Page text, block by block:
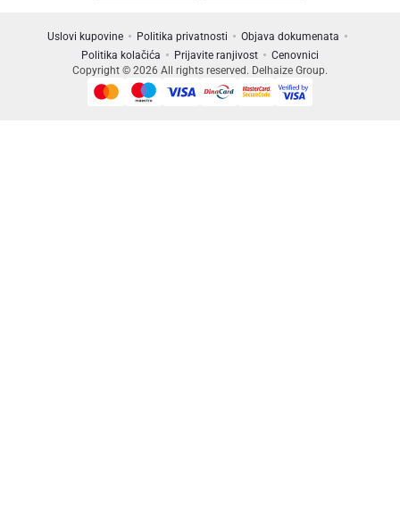
Uslovi kupovine Politika privatnosti
Objava dokumenata
Politika kolačića
Prijavite ranjivost
Cenovnici
Copyright © 2026 All rights reserved. Delhaize Group.